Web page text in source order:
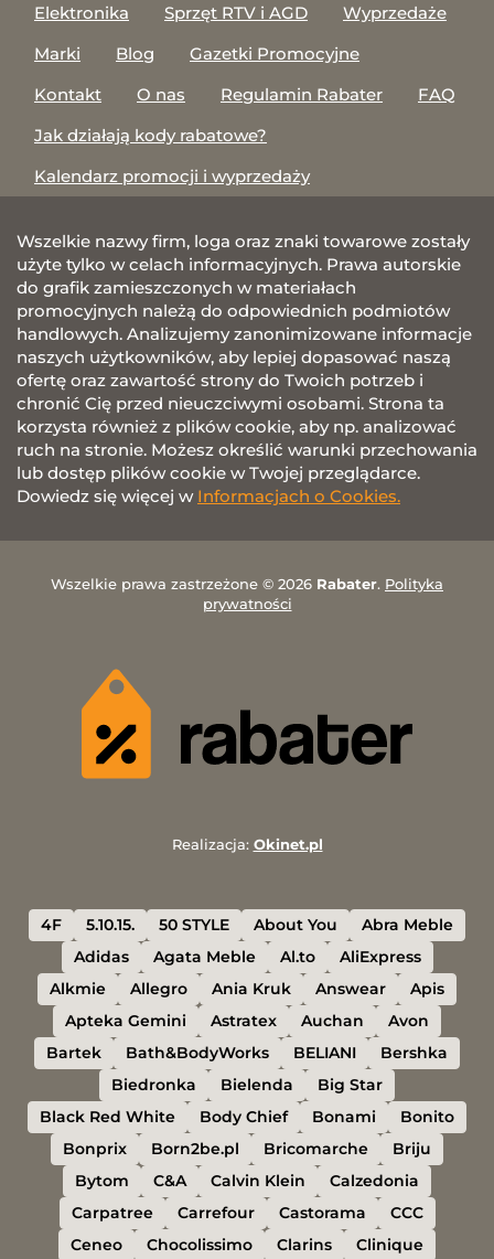
Elektronika
Sprzęt RTV i AGD
Wyprzedaże
Marki
Blog
Gazetki Promocyjne
Kontakt
O nas Regulamin Rabater
FAQ
Jak działają kody rabatowe?
Kalendarz promocji i wyprzedaży
Wszelkie nazwy firm, loga oraz znaki towarowe zostały
użyte tylko w celach informacyjnych. Prawa autorskie
do grafik zamieszczonych w materiałach
promocyjnych należą do odpowiednich podmiotów
handlowych. Analizujemy zanonimizowane informacje
naszych użytkowników, aby lepiej dopasować naszą
ofertę oraz zawartość strony do Twoich potrzeb i
chronić Cię przed nieuczciwymi osobami. Strona ta
korzysta również z plików cookie, aby np. analizować
ruch na stronie. Możesz określić warunki przechowania
lub dostęp plików cookie w Twojej przeglądarce.
Dowiedz się więcej w Informacjach o Cookies.
Wszelkie prawa zastrzeżone © 2026 Rabater. Polityka
prywatności
Realizacja: Okinet.pl
4F 5.10.15. 50 STYLE About You
Abra Meble
Adidas
Agata Meble Al.to
AliExpress
Alkmie
Allegro Ania Kruk Answear
Apis
Apteka Gemini
Astratex Auchan
Avon
Bartek
Bath&BodyWorks BELIANI
Bershka
Biedronka
Bielenda
Big Star
Black Red White
Body Chief Bonami
Bonito
Bonprix
Born2be.pl Bricomarche
Briju
Bytom
C&A Calvin Klein
Calzedonia
Carpatree
Carrefour Castorama
CCC
Ceneo
Chocolissimo Clarins Clinique